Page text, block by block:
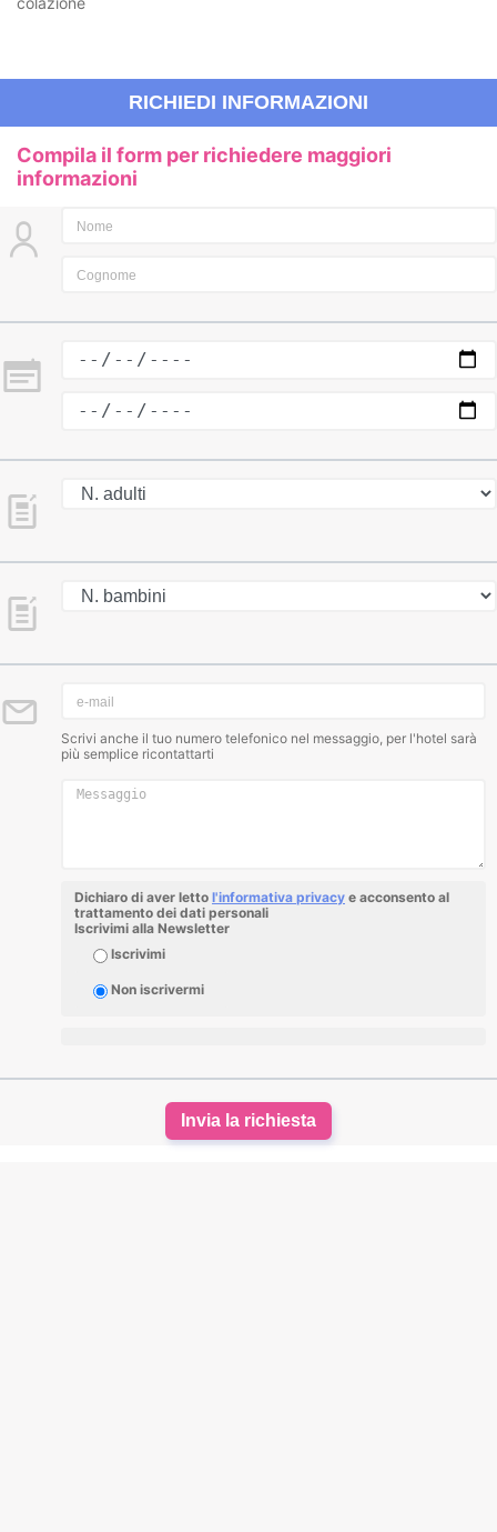
RICHIEDI INFORMAZIONI
Compila il form per richiedere maggiori
informazioni
Scrivi anche il tuo numero telefonico nel messaggio, per l'hotel sarà
più semplice ricontattarti
Dichiaro di aver letto l'informativa privacy e acconsento al
trattamento dei dati personali
Iscrivimi alla Newsletter
Iscrivimi
Non iscrivermi
Invia la richiesta